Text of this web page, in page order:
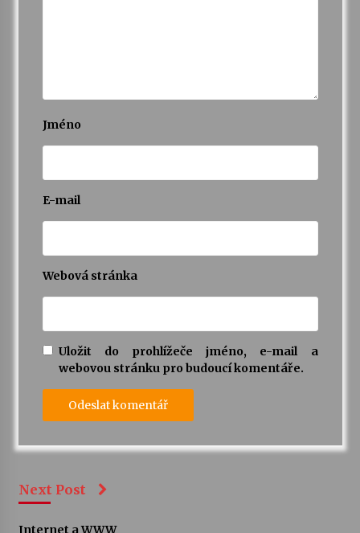
Jméno
E-mail
Webová stránka
Uložit do prohlížeče jméno, e-mail a
webovou stránku pro budoucí komentáře.
Next Post
Internet a WWW